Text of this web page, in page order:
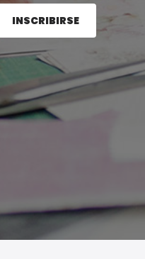
electrónico aquí y
INSCRIBIRSE